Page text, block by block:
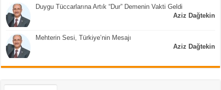
Duygu Tüccarlarına Artık “Dur” Demenin Vakti Geldi
Aziz Dağtekin
Mehterin Sesi, Türkiye’nin Mesajı
Aziz Dağtekin